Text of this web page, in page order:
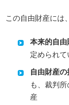
この自由財産には
本来的自
定められ
自由財産
も、裁判
産